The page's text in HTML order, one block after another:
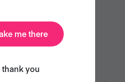
me there
thank you